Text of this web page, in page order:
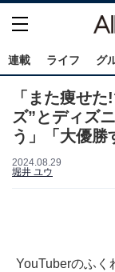
連載 ライフ グ
「また痩せ
ズ”とディズ
う」「大優勝
2024.08.29
堀井 ユウ
YouTuberのふく